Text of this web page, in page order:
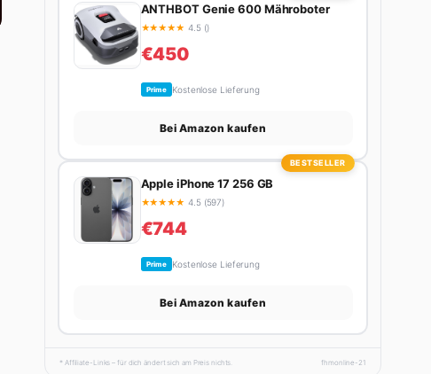
ANTHBOT Genie 600 Mähroboter
★★★★★ 4.5 ()
€450
Prime Kostenlose Lieferung
Bei Amazon kaufen
BESTSELLER
Apple iPhone 17 256 GB
★★★★★ 4.5 (597)
€744
Prime Kostenlose Lieferung
Bei Amazon kaufen
* Affiliate-Links – für dich ändert sich am Preis nichts. fhmonline-21